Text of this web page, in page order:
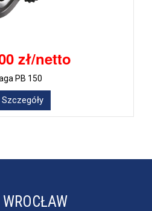
zł/netto
PB 150
Szczegóły
WROCŁAW